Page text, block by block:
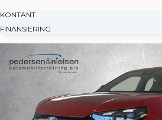
KONTANT
FINANSIERING